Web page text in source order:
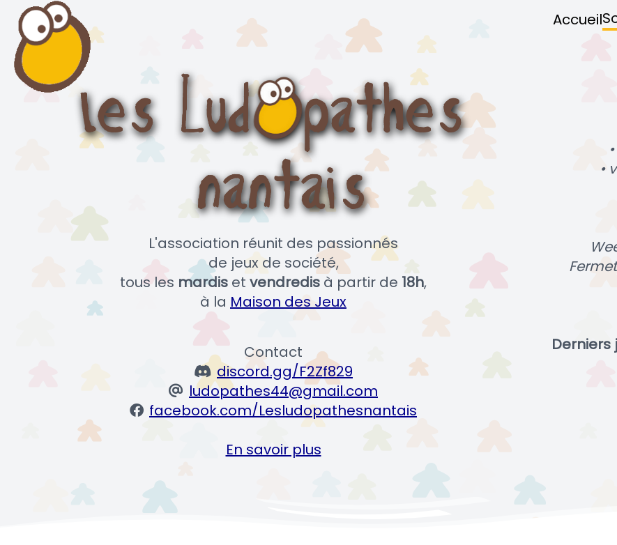
Accueil
L'association réunit des passionnés
de jeux de société,
tous les mardis et vendredis à partir de 18h,
à la Maison des Jeux
Contact
discord.gg/F2Zf829
ludopathes44@gmail.com
facebook.com/Lesludopathesnantais
En savoir plus
•
Derniers